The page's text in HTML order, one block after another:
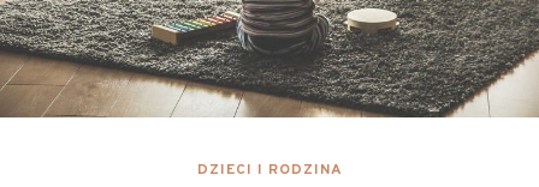
DZIECI I RODZINA